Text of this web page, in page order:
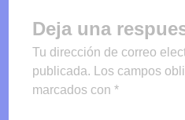
Deja una
Tu dirección de correo
publicada.
Los campos
marcados con*